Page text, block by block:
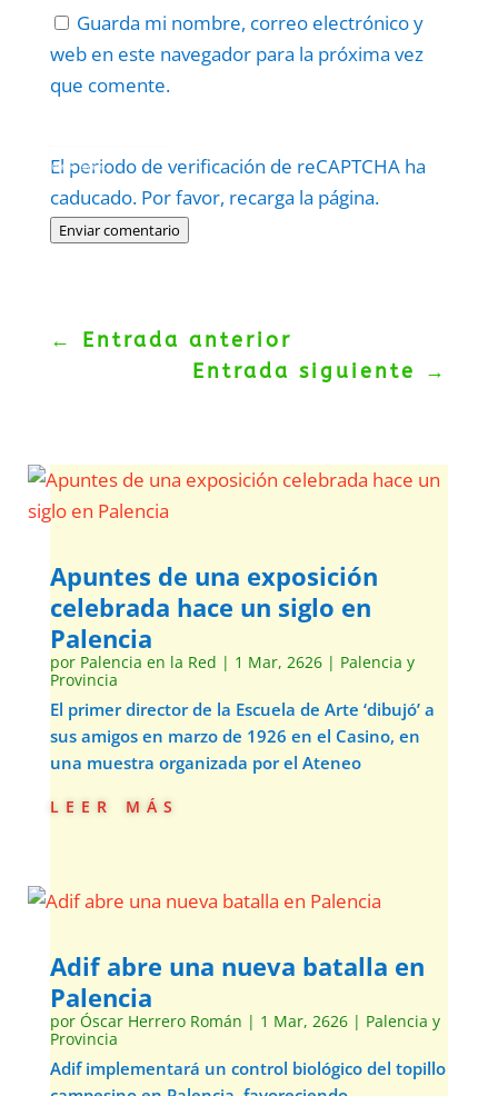
Guarda mi nombre, correo electrónico y
web en este navegador para la próxima vez
que comente.
El periodo de verificación de reCAPTCHA ha
caducado. Por favor, recarga la página.
Enviar comentario
Politica–Términos.
← Entrada anterior
Entrada siguiente
→
Apuntes de una exposición
celebrada hace un siglo en
Palencia
por Palencia en la Red | 1 Mar, 2626| Palencia y
Provincia
El primer director de la Escuela de Arte ‘dibujó’ a
sus amigos en marzo de 1926 en el Casino, en
una muestra organizada por el Ateneo
leer más
Adif abre una nueva batalla en
Palencia
por Óscar Herrero Román | 1 Mar, 2626| Palencia y
Provincia
Adif implementará un control biológico del topillo